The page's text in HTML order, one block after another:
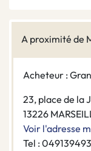
A proximité de
Acheteur :
23, place de la
13226
Voir l'adresse
Tel :